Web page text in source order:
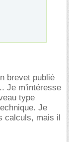
brevet publié
Je m'intéresse
type
Je
calculs, mais il